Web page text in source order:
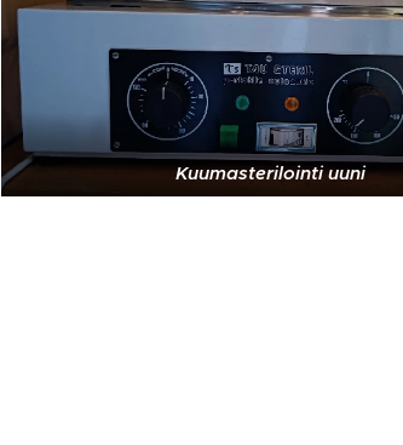
Kuumasterilointi uuni